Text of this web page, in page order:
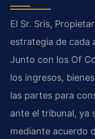
El Sr. Sris,
estrategia de cada
Junto con los Of
los ingresos,
las partes para
ante el tribunal, ya
mediante acuerdo